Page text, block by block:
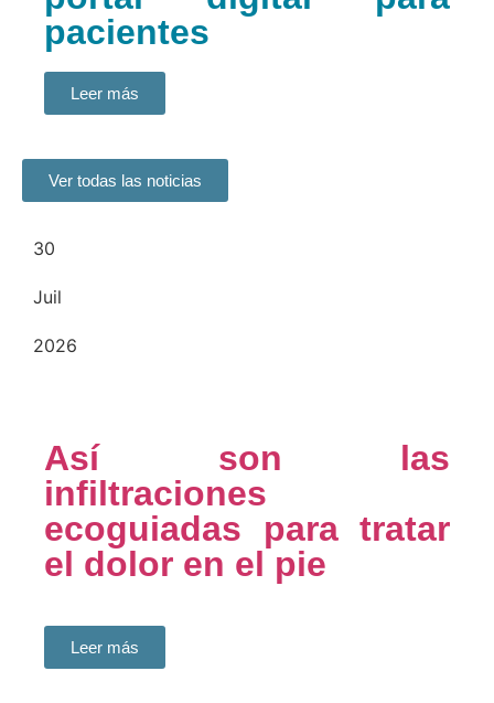
pacientes
Leer más
Ver todas las noticias
30
Juil
2026
Así son las
infiltraciones
ecoguiadas para tratar
el dolor en el pie
Leer más